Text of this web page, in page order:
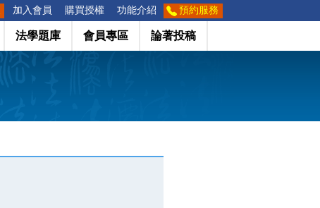
加入會員 購買授權 功能介紹 預約服務
法學題庫 會員專區 論著投稿